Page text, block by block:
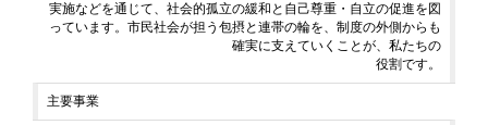
実施などを通じて、社会的孤立の緩和と自己尊重・自立の促進を図
っています。市民社会が担う包摂と連帯の輪を、制度の外側からも
確実に支えていくことが、私たちの
役割です。
主要事業